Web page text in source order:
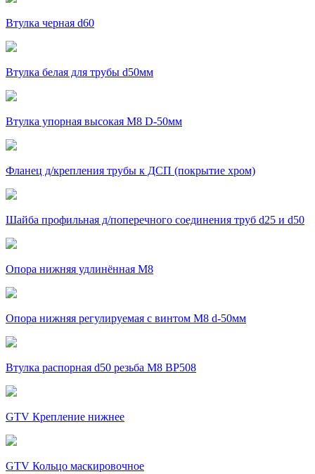
Втулка черная d60
Втулка белая для трубы d50мм
Втулка упорная высокая М8 D-50мм
Фланец д/крепления трубы к ДСП (покрытие хром)
Шайба профильная д/поперечного соединения труб d25 и d50
Опора нижняя удлинённая М8
Опора нижняя регулируемая с винтом М8 d-50мм
Втулка распорная d50 резьба М8 ВР508
GTV Крепление нижнее
GTV Кольцо маскировочное